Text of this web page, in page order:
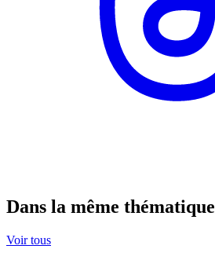
Dans la même thématique
Voir tous